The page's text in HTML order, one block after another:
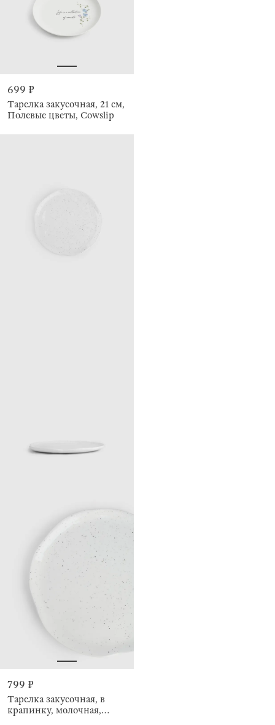
699 ₽
Тарелка закусочная, 21 см,
Полевые цветы, Cowslip
799 ₽
Тарелка закусочная, в
крапинку, молочная,